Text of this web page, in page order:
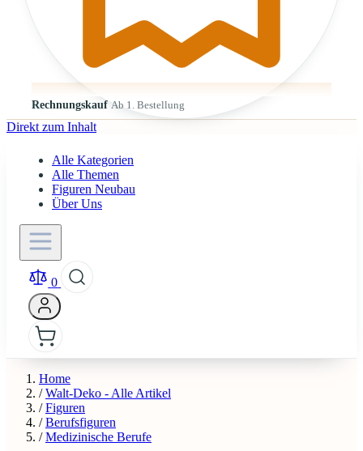
Rechnungskauf Ab 1. Bestellung
Direkt zum Inhalt
Alle Kategorien
Alle Themen
Figuren Neubau
Über Uns
0
Home
/ Walt-Deko - Alle Artikel
/ Figuren
/ Berufsfiguren
/ Medizinische Berufe